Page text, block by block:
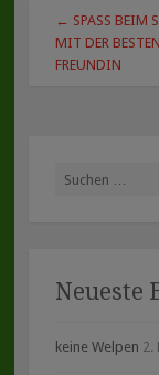
← SPASS BEIM
IT DER BESTEN F
REUNDIN
Suche
Neueste
keine Welpen 2.